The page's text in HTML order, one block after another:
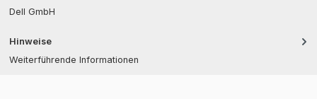
Dell GmbH
Hinweise
Weiterführende Informationen